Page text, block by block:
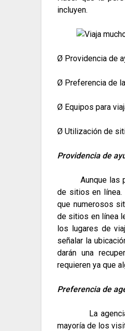
incluyen.
Ø Providencia de
Ø Preferencia de
Ø Equipos para
Ø Utilización de
Providencia de
Aunque las
de sitios en línea.
que numerosos
de sitios en línea
los lugares de
señalar la
darán una
requieren ya que
Preferencia de
La
mayoría de los